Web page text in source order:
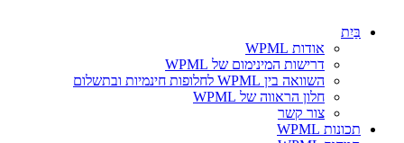
בַּיִת
אודות WPML
דרישות המינימום של WPML
השוואה בין WPML לחלופות חינמיות ובתשלום
חלון הראווה של WPML
צור קשר
תכונות WPML